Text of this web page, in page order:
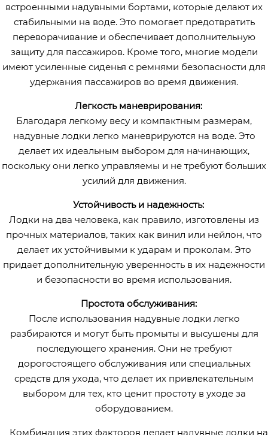
встроенными надувными бортами, которые делают их
стабильными на воде. Это помогает предотвратить
переворачивание и обеспечивает дополнительную
защиту для пассажиров. Кроме того, многие модели
имеют усиленные сиденья с ремнями безопасности для
удержания пассажиров во время движения.
Легкость маневрирования:
Благодаря легкому весу и компактным размерам,
надувные лодки легко маневрируются на воде. Это
делает их идеальным выбором для начинающих,
поскольку они легко управляемы и не требуют больших
усилий для движения.
Устойчивость и надежность:
Лодки на два человека, как правило, изготовлены из
прочных материалов, таких как винил или нейлон, что
делает их устойчивыми к ударам и проколам. Это
придает дополнительную уверенность в их надежности
и безопасности во время использования.
Простота обслуживания:
После использования надувные лодки легко
разбираются и могут быть промыты и высушены для
последующего хранения. Они не требуют
дорогостоящего обслуживания или специальных
средств для ухода, что делает их привлекательным
выбором для тех, кто ценит простоту в уходе за
оборудованием.
Комбинация этих факторов делает надувные лодки на